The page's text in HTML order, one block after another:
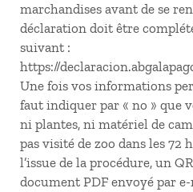
marchandises avant de se
déclaration doit être
suivant :
https://
Une fois vos informations
faut indiquer par « no » que
ni plantes, ni matériel de
pas visité de zoo dans les 72
l’issue de la procédure, un
document PDF envoyé par